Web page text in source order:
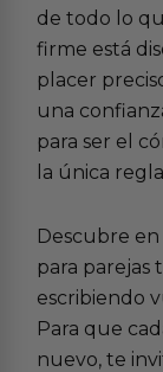
de todo lo
firme está
placer
una
para ser el
la única
Descubre
para parejas
escribiendo
Para que
nuevo, te